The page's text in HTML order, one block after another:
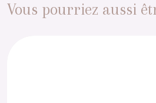
Vous pourriez aussi